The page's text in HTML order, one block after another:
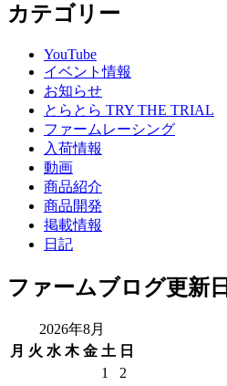
カテゴリー
YouTube
イベント情報
お知らせ
とらとら TRY THE TRIAL
ファームレーシング
入荷情報
動画
商品紹介
商品開発
掲載情報
日記
ファームブログ更新日
2026年8月
月 火 水 木 金 土 日
1
2